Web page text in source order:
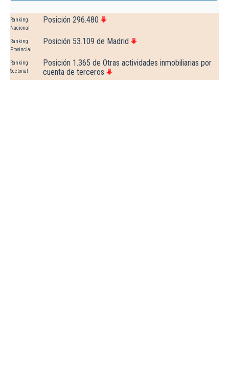
Ranking
Nacional
Posición 296.480
Ranking
Provincial
Posición 53.109 de Madrid
Ranking
Sectorial
Posición 1.365 de Otras actividades inmobiliarias por
cuenta de terceros